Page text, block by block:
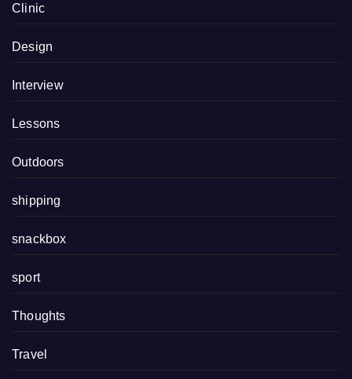
Clinic
Design
Interview
Lessons
Outdoors
shipping
snackbox
sport
Thoughts
Travel